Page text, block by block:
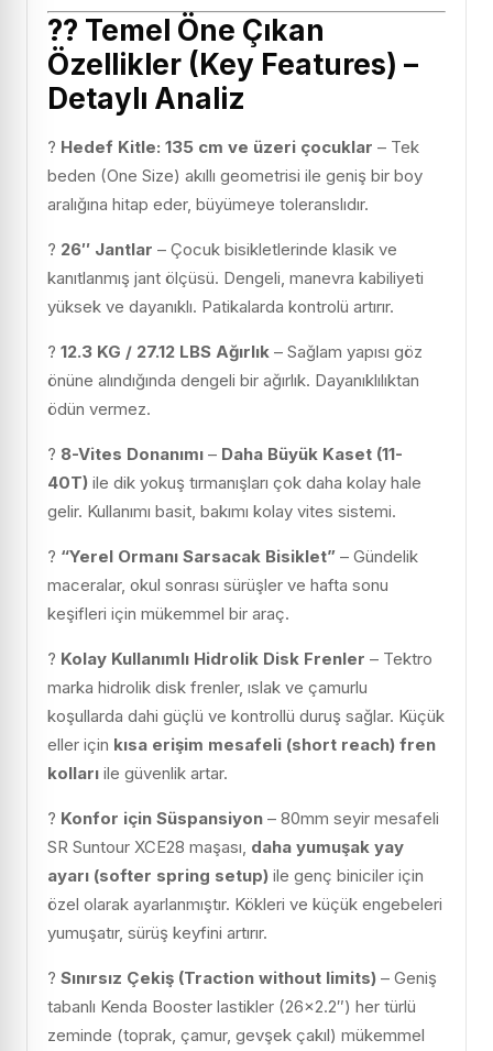
?? Temel Öne Çıkan
Özellikler (Key Features) –
Detaylı Analiz
? Hedef Kitle: 135 cm ve üzeri çocuklar – Tek
beden (One Size) akıllı geometrisi ile geniş bir boy
aralığına hitap eder, büyümeye toleranslıdır.
? 26″ Jantlar – Çocuk bisikletlerinde klasik ve
kanıtlanmış jant ölçüsü. Dengeli, manevra kabiliyeti
yüksek ve dayanıklı. Patikalarda kontrolü artırır.
? 12.3 KG / 27.12 LBS Ağırlık – Sağlam yapısı göz
önüne alındığında dengeli bir ağırlık. Dayanıklılıktan
ödün vermez.
? 8-Vites Donanımı – Daha Büyük Kaset (11-
40T) ile dik yokuş tırmanışları çok daha kolay hale
gelir. Kullanımı basit, bakımı kolay vites sistemi.
? “Yerel Ormanı Sarsacak Bisiklet” – Gündelik
maceralar, okul sonrası sürüşler ve hafta sonu
keşifleri için mükemmel bir araç.
? Kolay Kullanımlı Hidrolik Disk Frenler – Tektro
marka hidrolik disk frenler, ıslak ve çamurlu
koşullarda dahi güçlü ve kontrollü duruş sağlar. Küçük
eller için kısa erişim mesafeli (short reach) fren
kolları ile güvenlik artar.
? Konfor için Süspansiyon – 80mm seyir mesafeli
SR Suntour XCE28 maşası, daha yumuşak yay
ayarı (softer spring setup) ile genç biniciler için
özel olarak ayarlanmıştır. Kökleri ve küçük engebeleri
yumuşatır, sürüş keyfini artırır.
? Sınırsız Çekiş (Traction without limits) – Geniş
tabanlı Kenda Booster lastikler (26×2.2″) her türlü
zeminde (toprak, çamur, gevşek çakıl) mükemmel